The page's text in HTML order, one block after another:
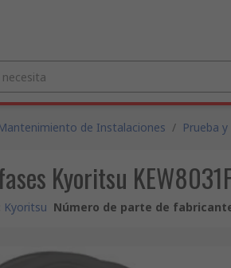
de Instalaciones / Prueba
Kyoritsu
Kyoritsu Número de parte de